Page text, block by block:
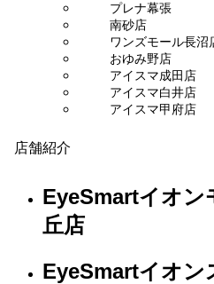
プレナ幕張
南砂店
ワンズモール長沼
おゆみ野店
アイスマ成田店
アイスマ白井店
アイスマ甲府店
店舗紹介
EyeSmartイオン
丘店
EyeSmartイオン